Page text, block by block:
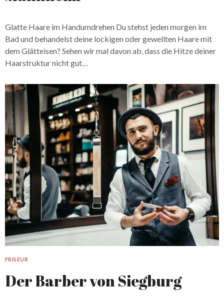
Glatte Haare im Handumdrehen Du stehst jeden morgen im
Bad und behandelst deine lockigen oder gewellten Haare mit
dem Glätteisen? Sehen wir mal davon ab, dass die Hitze deiner
Haarstruktur nicht gut…
FRISEUR
Der Barber von Siegburg